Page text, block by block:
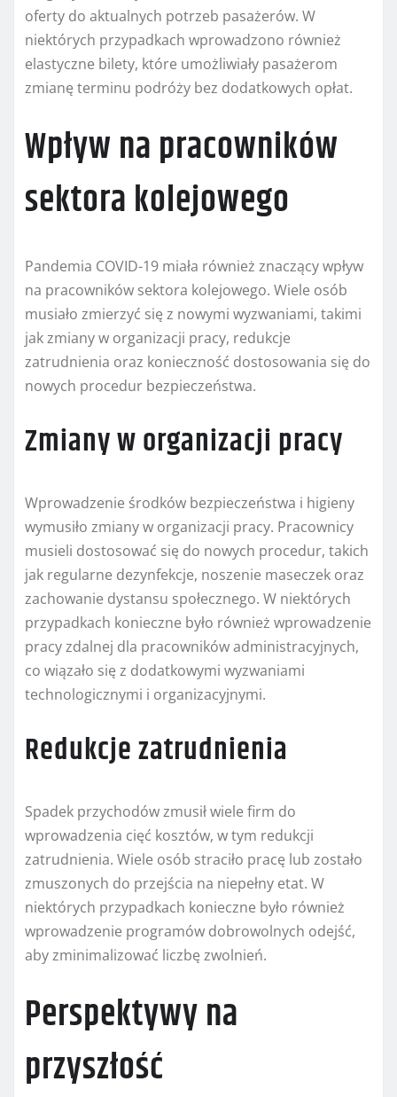
oferty do aktualnych potrzeb pasażerów. W
niektórych przypadkach wprowadzono również
elastyczne bilety, które umożliwiały pasażerom
zmianę terminu podróży bez dodatkowych opłat.
Wpływ na pracowników
sektora kolejowego
Pandemia COVID-19 miała również znaczący wpływ
na pracowników sektora kolejowego. Wiele osób
musiało zmierzyć się z nowymi wyzwaniami, takimi
jak zmiany w organizacji pracy, redukcje
zatrudnienia oraz konieczność dostosowania się do
nowych procedur bezpieczeństwa.
Zmiany w organizacji pracy
Wprowadzenie środków bezpieczeństwa i higieny
wymusiło zmiany w organizacji pracy. Pracownicy
musieli dostosować się do nowych procedur, takich
jak regularne dezynfekcje, noszenie maseczek oraz
zachowanie dystansu społecznego. W niektórych
przypadkach konieczne było również wprowadzenie
pracy zdalnej dla pracowników administracyjnych,
co wiązało się z dodatkowymi wyzwaniami
technologicznymi i organizacyjnymi.
Redukcje zatrudnienia
Spadek przychodów zmusił wiele firm do
wprowadzenia cięć kosztów, w tym redukcji
zatrudnienia. Wiele osób straciło pracę lub zostało
zmuszonych do przejścia na niepełny etat. W
niektórych przypadkach konieczne było również
wprowadzenie programów dobrowolnych odejść,
aby zminimalizować liczbę zwolnień.
Perspektywy na
przyszłość